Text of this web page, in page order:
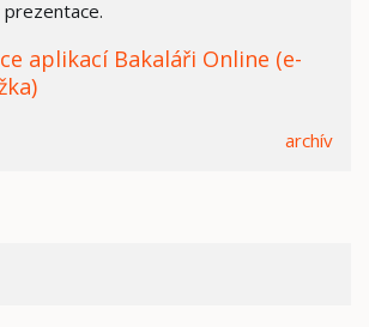
aplikací Bakaláři Online (e-
archív